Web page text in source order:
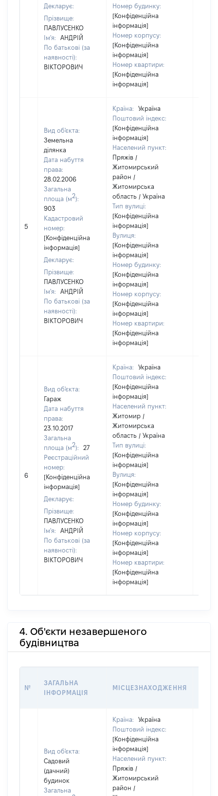
Декларує:
Прізвище:
ПАВЛУСЕНКО
Ім'я:
АНДРІЙ
По батькові (за
наявності):
ВІКТОРОВИЧ
Номер будинку:
[Конфіденційна
інформація]
Номер корпусу:
[Конфіденційна
інформація]
Номер квартири:
[Конфіденційна
інформація]
5
Вид об'єкта:
Земельна
ділянка
Дата набуття
права:
28.02.2006
Загальна
площа (м2):
903
Кадастровий
номер:
[Конфіденційна
інформація]
Декларує:
Прізвище:
ПАВЛУСЕНКО
Ім'я:
АНДРІЙ
По батькові (за
наявності):
ВІКТОРОВИЧ
Країна:
Україна
Поштовий індекс:
[Конфіденційна
інформація]
Населений пункт:
Пряжів /
Житомирський
район /
Житомирська
область / Україна
Тип вулиці:
[Конфіденційна
інформація]
Вулиця:
[Конфіденційна
інформація]
Номер будинку:
[Конфіденційна
інформація]
Номер корпусу:
[Конфіденційна
інформація]
Номер квартири:
[Конфіденційна
інформація]
6
Вид об'єкта:
Гараж
Дата набуття
права:
23.10.2017
Загальна
площа (м2):
27
Реєстраційний
номер:
[Конфіденційна
інформація]
Декларує:
Прізвище:
ПАВЛУСЕНКО
Ім'я:
АНДРІЙ
По батькові (за
наявності):
ВІКТОРОВИЧ
Країна:
Україна
Поштовий індекс:
[Конфіденційна
інформація]
Населений пункт:
Житомир /
Житомирська
область / Україна
Тип вулиці:
[Конфіденційна
інформація]
Вулиця:
[Конфіденційна
інформація]
Номер будинку:
[Конфіденційна
інформація]
Номер корпусу:
[Конфіденційна
інформація]
Номер квартири:
[Конфіденційна
інформація]
4. Об'єкти незавершеного
будівництва
№
ЗАГАЛЬНА
ІНФОРМАЦІЯ
МІСЦЕЗНАХОДЖЕННЯ
Вид об'єкта:
Садовий
(дачний)
будинок
Загальна
Країна:
Україна
Поштовий індекс:
[Конфіденційна
інформація]
Населений пункт:
Пряжів /
Житомирський
район /